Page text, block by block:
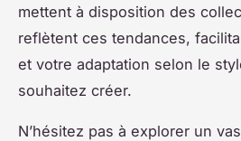
mettent à disposition des
reflètent ces tendances,
et votre adaptation selon le
souhaitez créer.
N’hésitez pas à explorer un